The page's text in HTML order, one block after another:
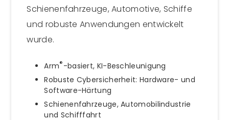
Schienenfahrzeuge, Automotive, Schiffe
und robuste Anwendungen entwickelt
wurde.
Arm®-basiert, KI-Beschleunigung
Robuste Cybersicherheit: Hardware- und
Software-Härtung
Schienenfahrzeuge, Automobilindustrie
und Schifffahrt